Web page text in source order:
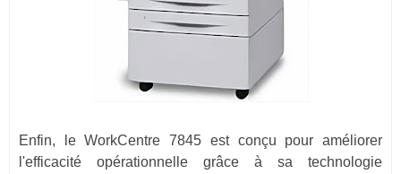
Enfin, le WorkCentre 7845 est conçu pour améliorer
l'efficacité opérationnelle grâce à sa technologie